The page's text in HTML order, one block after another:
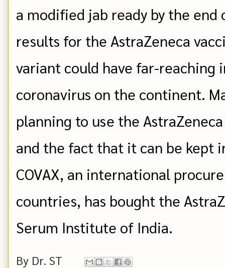
a modified jab ready by the end
results for the AstraZeneca
variant could have far-
coronavirus on the continent.
planning to use the
and the fact that it can be kept
COVAX, an international
countries, has bought the
Serum Institute of India.
By Dr. ST